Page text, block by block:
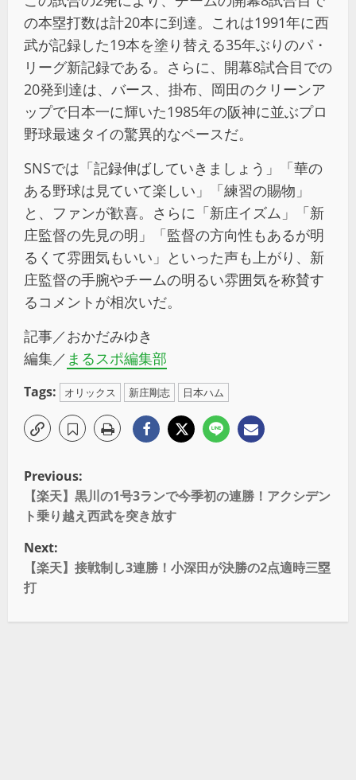
の本塁打数は計20本に到達。これは1991年に西
武が記録した19本を塗り替える35年ぶりのパ・
リーグ新記録である。さらに、開幕8試合目での
20発到達は、バース、掛布、岡田のクリーンア
ップで日本一に輝いた1985年の阪神に並ぶプロ
野球最速タイの驚異的なペースだ。
SNSでは「記録伸ばしていきましょう」「華の
ある野球は見ていて楽しい」「練習の賜物」
と、ファンが歓喜。さらに「新庄イズム」「新
庄監督の先見の明」「監督の方向性もあるが明
るくて雰囲気もいい」といった声も上がり、新
庄監督の手腕やチームの明るい雰囲気を称賛す
るコメントが相次いだ。
記事／おかだみゆき
編集／ まるスポ編集部
Tags: オリックス 新庄剛志 日本ハム
Previous:
【楽天】黒川の1号3ランで今季初の連勝！アクシデン
ト乗り越え西武を突き放す
Next:
【楽天】接戦制し3連勝！小深田が決勝の2点適時三塁
打